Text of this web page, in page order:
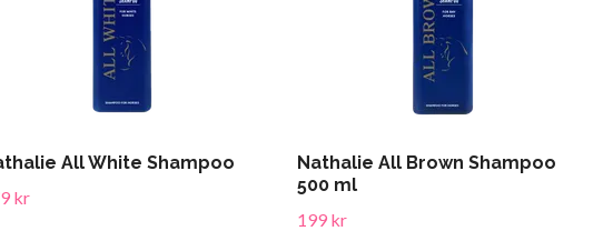
All White Shampoo
kr
Nathalie All Brown Shampoo
500 ml
199 kr